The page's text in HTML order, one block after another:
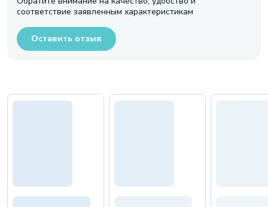
соответствие заявленным характеристикам
Оставить отзыв